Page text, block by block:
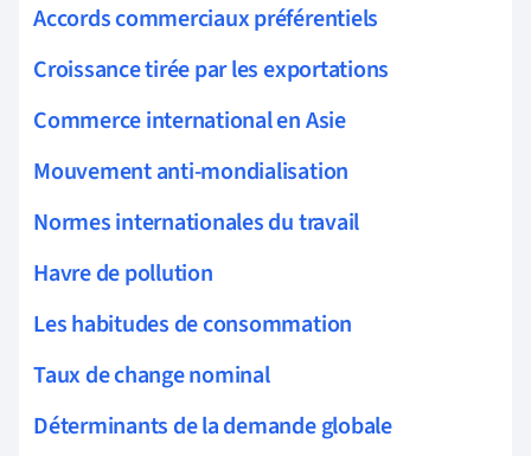
Accords commerciaux préférentiels
Croissance tirée par les exportations
Commerce international en Asie
Mouvement anti-mondialisation
Normes internationales du travail
Havre de pollution
Les habitudes de consommation
Taux de change nominal
Déterminants de la demande globale